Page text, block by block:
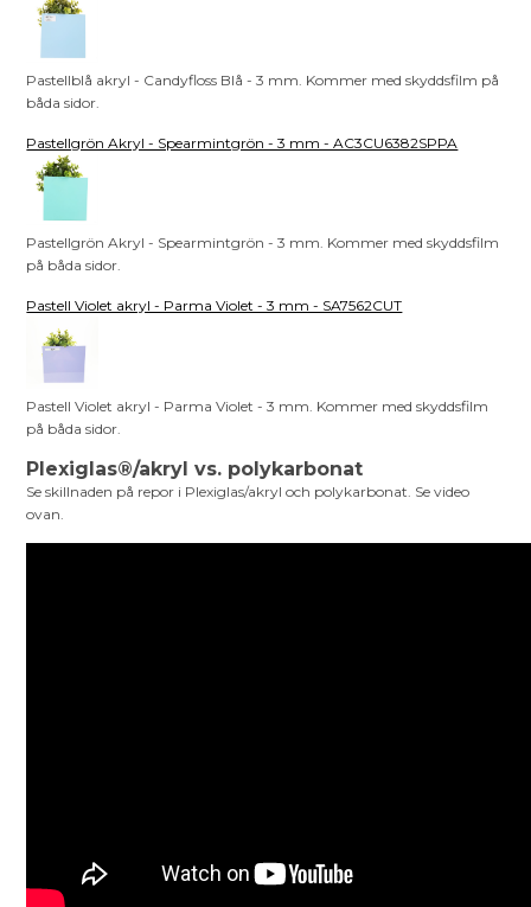
Pastellblå akryl - Candyfloss Blå - 3 mm. Kommer med skyddsfilm på
båda sidor.
Pastellgrön Akryl - Spearmintgrön - 3 mm - AC3CU6382SPPA
Pastellgrön Akryl - Spearmintgrön - 3 mm. Kommer med skyddsfilm
på båda sidor.
Pastell Violet akryl - Parma Violet - 3 mm - SA7562CUT
Pastell Violet akryl - Parma Violet - 3 mm. Kommer med skyddsfilm
på båda sidor.
Plexiglas®/akryl vs. polykarbonat
Se skillnaden på repor i Plexiglas/akryl och polykarbonat. Se video
ovan.